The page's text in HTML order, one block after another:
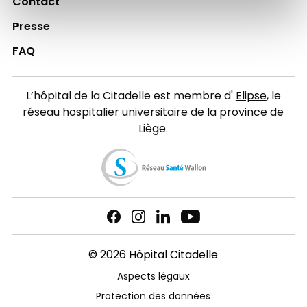
Presse
FAQ
L’hôpital de la Citadelle est membre d'Elipse, le
réseau hospitalier universitaire de la province de
Liège.
© 2026 Hôpital Citadelle
Aspects légaux
Protection des données